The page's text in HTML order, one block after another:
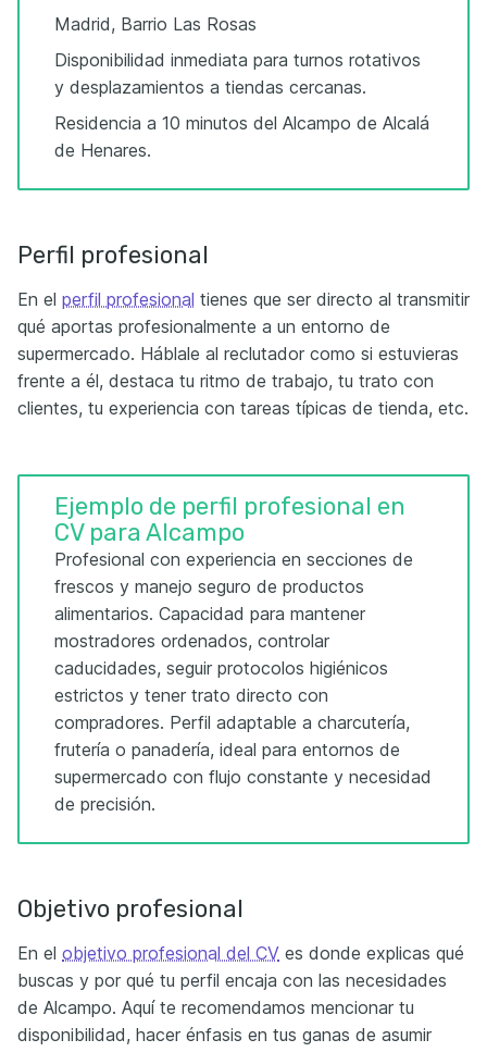
Madrid, Barrio Las Rosas
Disponibilidad inmediata para turnos rotativos
y desplazamientos a tiendas cercanas.
Residencia a 10 minutos del Alcampo de Alcalá
de Henares.
Perfil profesional
En el perfil profesional tienes que ser directo al transmitir
qué aportas profesionalmente a un entorno de
supermercado. Háblale al reclutador como si estuvieras
frente a él, destaca tu ritmo de trabajo, tu trato con
clientes, tu experiencia con tareas típicas de tienda, etc.
Ejemplo de perfil profesional en
CV para Alcampo
Profesional con experiencia en secciones de
frescos y manejo seguro de productos
alimentarios. Capacidad para mantener
mostradores ordenados, controlar
caducidades, seguir protocolos higiénicos
estrictos y tener trato directo con
compradores. Perfil adaptable a charcutería,
frutería o panadería, ideal para entornos de
supermercado con flujo constante y necesidad
de precisión.
Objetivo profesional
En el objetivo profesional del CV es donde explicas qué
buscas y por qué tu perfil encaja con las necesidades
de Alcampo. Aquí te recomendamos mencionar tu
disponibilidad, hacer énfasis en tus ganas de asumir